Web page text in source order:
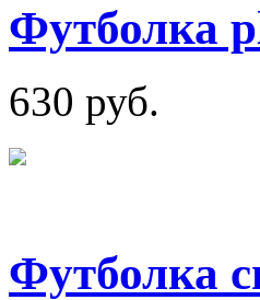
Футболка
630 руб.
Футболка